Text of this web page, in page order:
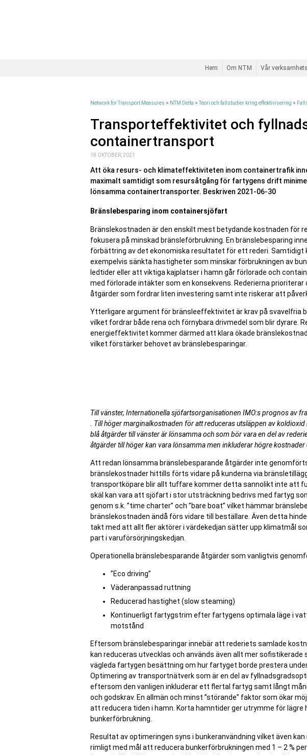
Hem Om NTM Vår
Network for Transport Measures > NTM Delta >Teori och fallstudier kring effektivisering >
Transporteffektivitet och
containertransport
18 OKTOBER, 2021
Att öka resurs- och klimateffektiviteten inom containertrafik
maximalt samtidigt som resursåtgång för fartygens drift
lönsamma containertransporter. Beskriven 2021-06-30
Bränslebesparing inom containersjöfart
Bränslekostnaden är den enskilt mest betydande kostnaden för
fokusera på minskad bränsleförbrukning. En bränslebesparing
förbättring av det ekonomiska resultatet för ett rederi. Samtidigt
exempelvis sänkta hastigheter som minskar förbrukningen av
ledtider eller att viktiga kajplatser i hamn går förlorade och
med förlorade intäkter som en konsekvens. Rederierna
åtgärder som fordrar liten investering samt inte riskerar att
Ytterligare argument för bränsleeffektivitet är krav på svavelfria
vilket fordrar både rena och förnybara drivmedel som blir dyrare.
energieffektivitet kommer därmed att klara ökade
vilket förstärker behovet av bränslebesparingar.
Till vänster, Internationella sjöfartsorganisationen IMO:s prognos av
. Till höger marginalkostnaden för att reduceras utsläppen av
blå åtgärder till vänster är lönsamma och som bör vara en del av
åtgärder till höger kan vara lönsamma men inkluderar högre kostnader
Att redan lönsamma bränslebesparande åtgärder inte
bränslekostnader hittills förts vidare på kunderna via
transportköpare blir allt tuffare kommer detta sannolikt inte att
skäl kan vara att sjöfart i stor utsträckning bedrivs med fartyg
genom s.k. ”time charter” och ”bare boat” vilket hämmar
bränslekostnaden ändå förs vidare till beställare. Även detta
takt med att allt fler aktörer i värdekedjan sätter upp klimatmål
part i varuförsörjningskedjan.
Operationella bränslebesparande åtgärder som vanligtvis
”Eco driving”
Väderanpassad ruttning
Reducerad hastighet (slow steaming)
Kontinuerligt fartygstrim efter fartygens optimala läge i
motstånd
Eftersom bränslebesparingar innebär att rederiets samlade
kan reduceras utvecklas och används även allt mer
vägleda fartygen besättning om hur fartyget borde prestera
Optimering av transportnätverk som är en del av
eftersom den vanligen inkluderar ett flertal fartyg samt långt
och godskrav. En allmän och minst ”störande” faktor som ökar
att reducera tiden i hamn. Korta hamntider ger utrymme för
bunkerförbrukning.
Resultat av optimeringen syns i bunkeranvändning vilket även
rimligt med mål att reducera bunkerförbrukningen med 1 – 2 %